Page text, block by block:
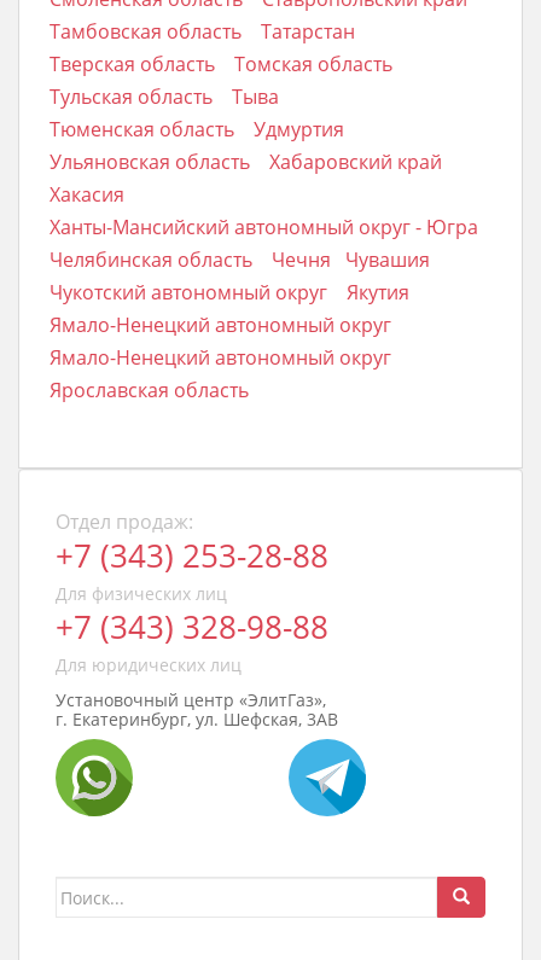
Тамбовская область
Татарстан
Тверская область
Томская область
Тульская область
Тыва
Тюменская область
Удмуртия
Ульяновская область
Хабаровский край
Хакасия
Ханты-Мансийский автономный округ - Югра
Челябинская область
Чечня
Чувашия
Чукотский автономный округ
Якутия
Ямало-Ненецкий автономный округ
Ямало-Ненецкий автономный округ
Ярославская область
Отдел продаж:
+7 (343) 253-28-88
Для физических лиц
+7 (343) 328-98-88
Для юридических лиц
Установочный центр «ЭлитГаз»,
г. Екатеринбург, ул. Шефская, 3АВ
Поиск